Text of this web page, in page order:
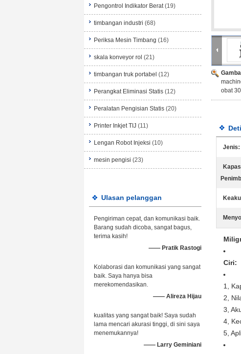
Pengontrol Indikator Berat (19)
timbangan industri (68)
Periksa Mesin Timbang (16)
skala konveyor rol (21)
timbangan truk portabel (12)
Perangkat Eliminasi Statis (12)
Peralatan Pengisian Statis (20)
Printer Inkjet TIJ (11)
Lengan Robot Injeksi (10)
mesin pengisi (23)
Ulasan pelanggan
Pengiriman cepat, dan komunikasi baik.
Barang sudah dicoba, sangat bagus,
terima kasih!
—— Pratik Rastogi
Kolaborasi dan komunikasi yang sangat
baik. Saya hanya bisa
merekomendasikan.
—— Alireza Hijau
kualitas yang sangat baik! Saya sudah
lama mencari akurasi tinggi, di sini saya
menemukannya!
—— Larry Geminiani
obat
Jenis:
Ciri:
1,
2,
3,
4,
5,